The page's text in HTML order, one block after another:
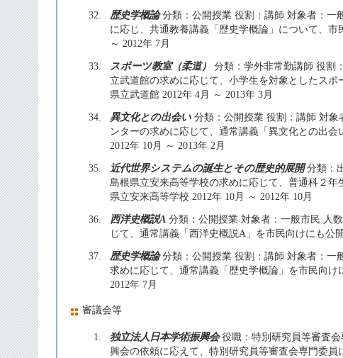
32.
歴史学概論分類：公開授業 役割：講師 対象者：一
に応じ、共通教養講義「歴史学概論」について、
～ 2012年 7月
33.
スポーツ教室（柔道）
分類：学外非常勤講師 役割
立武道館の求めに応じて、小学生を対象としたス
県立武道館 2012年 4月 ～ 2013年 3月
34.
異文化との出会い 分類：公開授業 役割：講師 対
ンターの求めに応じて、通常講義「異文化との出
2012年 10月 ～ 2013年 2月
35.
近代世界システムの誕生とその歴史的展開分類：
島根県立安来高等学校の求めに応じて、普通科２
県立安来高等学校 2012年 10月 ～ 2012年 10月
36.
西洋史概説A 分類：公開授業 対象者：一般市民 人
じて、通常講義「西洋史概説A」を市民向けにも公
37.
歴史学概論分類：公開授業 役割：講師 対象者：一
求めに応じて、通常講義「歴史学概論」を市民向け
2012年 7月
審議会等
1. 独立法人日本学術振興会役職：特別研究員等審査
興会の依頼に応えて、特別研究員等審査会専門委